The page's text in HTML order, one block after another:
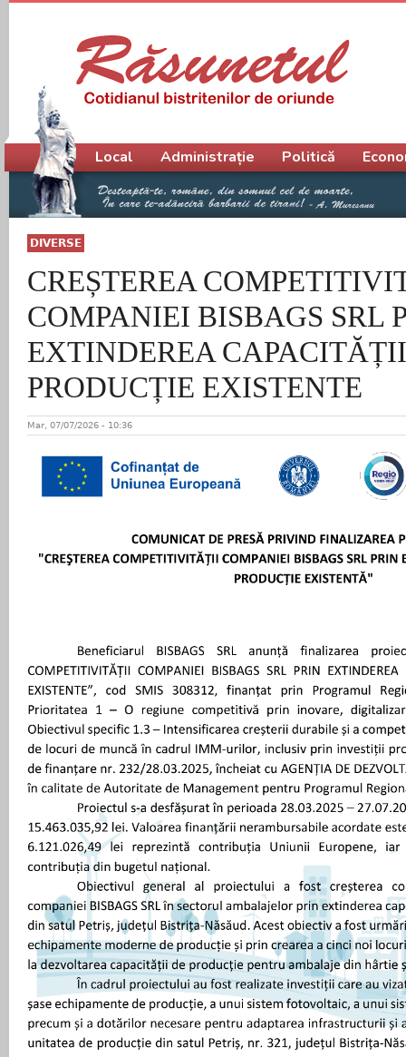
DIVERSE
CREȘTEREA
COMPANIEI BISBAGS SRL
EXTINDEREA
PRODUCȚIE EXISTENTE
Mar, 07/07/2026 - 10:36
Meniu principal
Local Administrație Politică